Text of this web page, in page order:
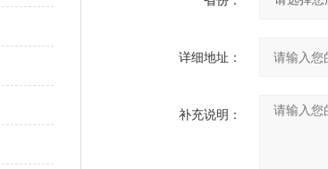
详细地址：
补充说明：